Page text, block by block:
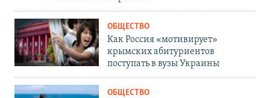
ОБЩЕСТВО
Как Россия «мотивирует»
крымских абитуриентов
поступать в вузы Украины
ОБЩЕСТВО